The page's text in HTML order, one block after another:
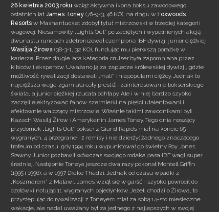
26 kwietnia 2003 roku wciąż aktywna ikona boksu zawodowego
ostatnich latJames Toney (76-9-3, 46 KO), na ringu wFoxwoods
Resorts w Mashantucket zdobył tytuł mistrzowski w trzeciej kategorii
wagowej. Niesamowity „Lights Out” po zaciętych i wypełnionych akcją
dwunastu rundach zdetronizował czempiona IBF dywizji junior ciężkiej
Wasilija Żirowa (38-3-1, 32 KO), fundując mu pierwszą porażkę w
karierze. Przez długie lata kategoria cruiser była zapomniana przez
kibiców i ekspertów. Uważano ją za zaplecze królewskiej dywizji, gdzie
możliwość rywalizacji dostawali „mali” i niepopularni ciężcy. Jednak to
najcięższa waga zgarniała cały prestiż i zainteresowanie bokserskiego
świata, a junior ciężkiej rzucała ochłapy. Ale i w niej bardzo szybko
zaczęli elektryzować fanów szermierki na pięści utalentowani i
efektownie walczący mistrzowie. Właśnie takimi zawodnikami byli
Kazach Wasilij Żirow i Amerykanin James Toney. Tego dnia noszący
przydomek „Lights Out” bokser z Grand Rapids miał na koncie 65
wygranych, 4 przegrane i 2 remisy i nie dzierżył żadnego znaczącego
trofeum od czasu, gdy 1994 roku wypunktował go świetny Roy Jones.
Sławny Junior pozbawił wówczas swojego rodaka pasa IBF wagi super
średniej. Następnie Toneya jeszcze dwa razy pokonał Montell Griffin
(1995 i 1996), a w 1997 Drake Thadzi. Jednak od czasu wpadki z
„Koszmarem” z Malawi, James wziął się w garść i szybko powrócił do
czołówki notując 11 wygranych pojedynków. Jeżeli chodzi o Żirowa, to
przystępując do rywalizacji z Toneyem miał za sobą 14-sto miesięczne
wakacje, ale nadal uważany był za jednego z najlepszych w swojej